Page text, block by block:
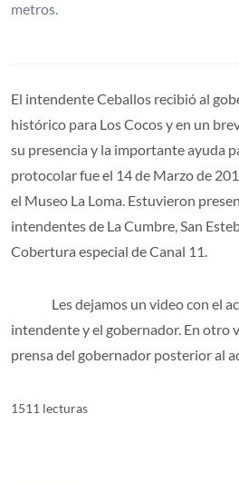
metros.
El intendente Ceballos recibió al
histórico para Los Cocos y en un
su presencia y la importante ayuda
protocolar fue el 14 de Marzo de
el Museo La Loma. Estuvieron
intendentes de La Cumbre, San
Cobertura especial de Canal 11.
Les dejamos un video con el
intendente y el gobernador. En otro
prensa del gobernador posterior al
1511 lecturas